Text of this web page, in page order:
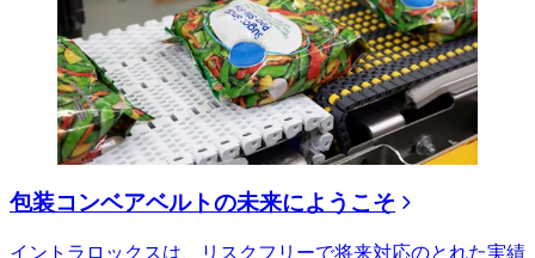
包装コンベアベルトの未来にようこそ
イントラロックスは、リスクフリーで将来対応のとれた実績